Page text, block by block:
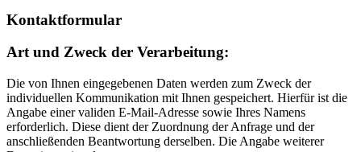
Kontaktformular
Art und Zweck der Verarbeitung:
Die von Ihnen eingegebenen Daten werden zum Zweck der
individuellen Kommunikation mit Ihnen gespeichert. Hierfür ist die
Angabe einer validen E-Mail-Adresse sowie Ihres Namens
erforderlich. Diese dient der Zuordnung der Anfrage und der
anschließenden Beantwortung derselben. Die Angabe weiterer